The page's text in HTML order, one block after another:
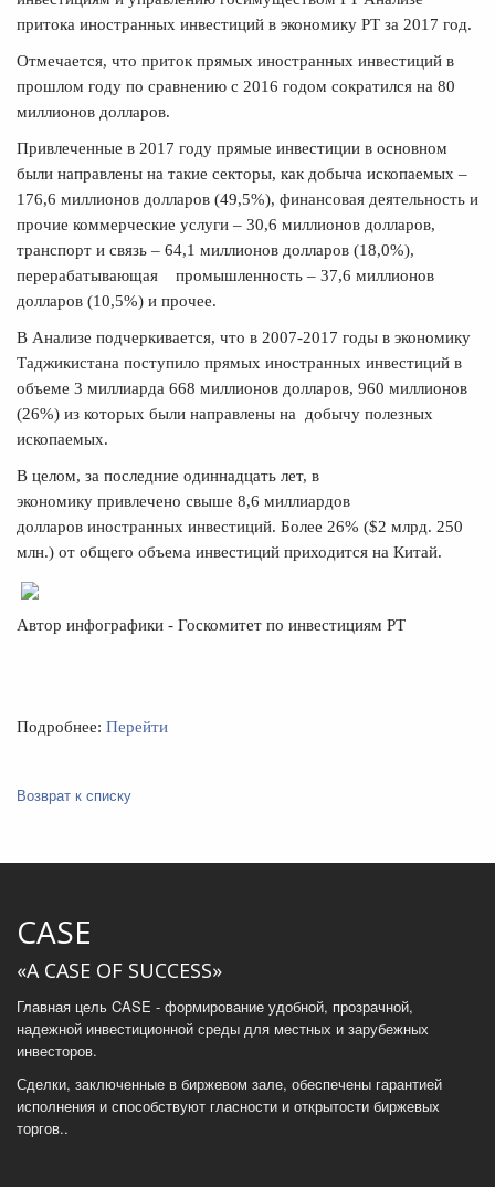
притока иностранных инвестиций в экономику РТ за 2017 год.
Отмечается, что приток прямых иностранных инвестиций в
прошлом году по сравнению с 2016 годом сократился на 80
миллионов долларов.
Привлеченные в 2017 году прямые инвестиции в основном
были направлены на такие секторы, как добыча ископаемых –
176,6 миллионов долларов (49,5%), финансовая деятельность и
прочие коммерческие услуги – 30,6 миллионов долларов,
транспорт и связь – 64,1 миллионов долларов (18,0%),
перерабатывающая промышленность – 37,6 миллионов
долларов (10,5%) и прочее.
В Анализе подчеркивается, что в 2007-2017 годы в экономику
Таджикистана поступило прямых иностранных инвестиций в
объеме 3 миллиарда 668 миллионов долларов, 960 миллионов
(26%) из которых были направлены на добычу полезных
ископаемых.
В целом, за последние одиннадцать лет, в
экономику привлечено свыше 8,6 миллиардов
долларов иностранных инвестиций. Более 26% ($2 млрд. 250
млн.) от общего объема инвестиций приходится на Китай.
Автор инфографики - Госкомитет по инвестициям РТ
Подробнее: Перейти
Возврат к списку
CASE
«A CASE OF SUCCESS»
Главная цель CASE - формирование удобной, прозрачной,
надежной инвестиционной среды для местных и зарубежных
инвесторов.
Сделки, заключенные в биржевом зале, обеспечены гарантией
исполнения и способствуют гласности и открытости биржевых
торгов..